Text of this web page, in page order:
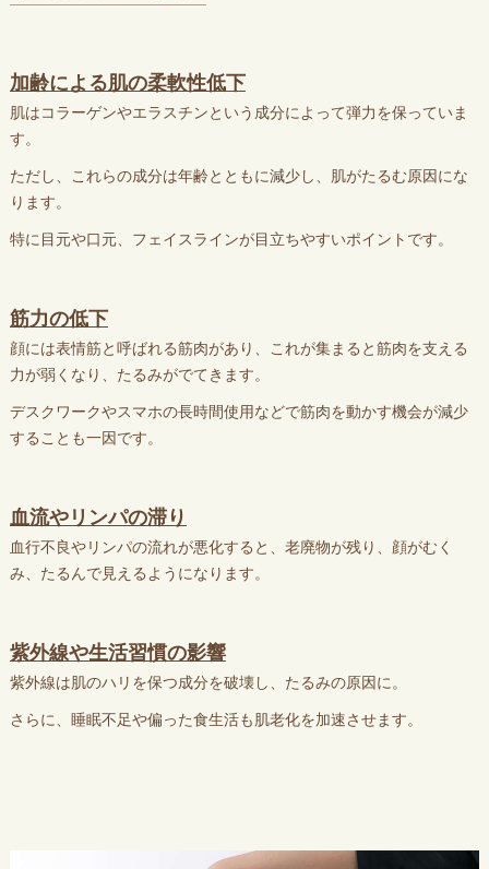
加齢による肌の柔軟性低下
肌はコラーゲンやエラスチンという成分によって弾力を保っていま
す。
ただし、これらの成分は年齢とともに減少し、肌がたるむ原因にな
ります。
特に目元や口元、フェイスラインが目立ちやすいポイントです。
筋力の低下
顔には表情筋と呼ばれる筋肉があり、これが集まると筋肉を支える
力が弱くなり、たるみがでてきます。
デスクワークやスマホの長時間使用などで筋肉を動かす機会が減少
することも一因です。
血流やリンパの滞り
血行不良やリンパの流れが悪化すると、老廃物が残り、顔がむく
み、たるんで見えるようになります。
紫外線や生活習慣の影響
紫外線は肌のハリを保つ成分を破壊し、たるみの原因に。
さらに、睡眠不足や偏った食生活も肌老化を加速させます。